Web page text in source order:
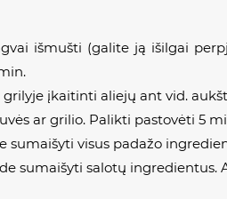
išmušti (galite ją išilgai
grilyje įkaitinti aliejų ant vid.
ar grilio. Palikti pastovėti 5
sumaišyti visus padažo
sumaišyti salotų ingredientus.